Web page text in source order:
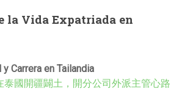
la Vida Expatriada en
Carrera en Tailandia
泰國開疆闢土，開分公司外派主管心路